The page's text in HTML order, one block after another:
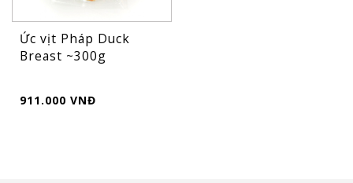
Ức vịt Pháp Duck
Breast ~300g
911.000 VNĐ